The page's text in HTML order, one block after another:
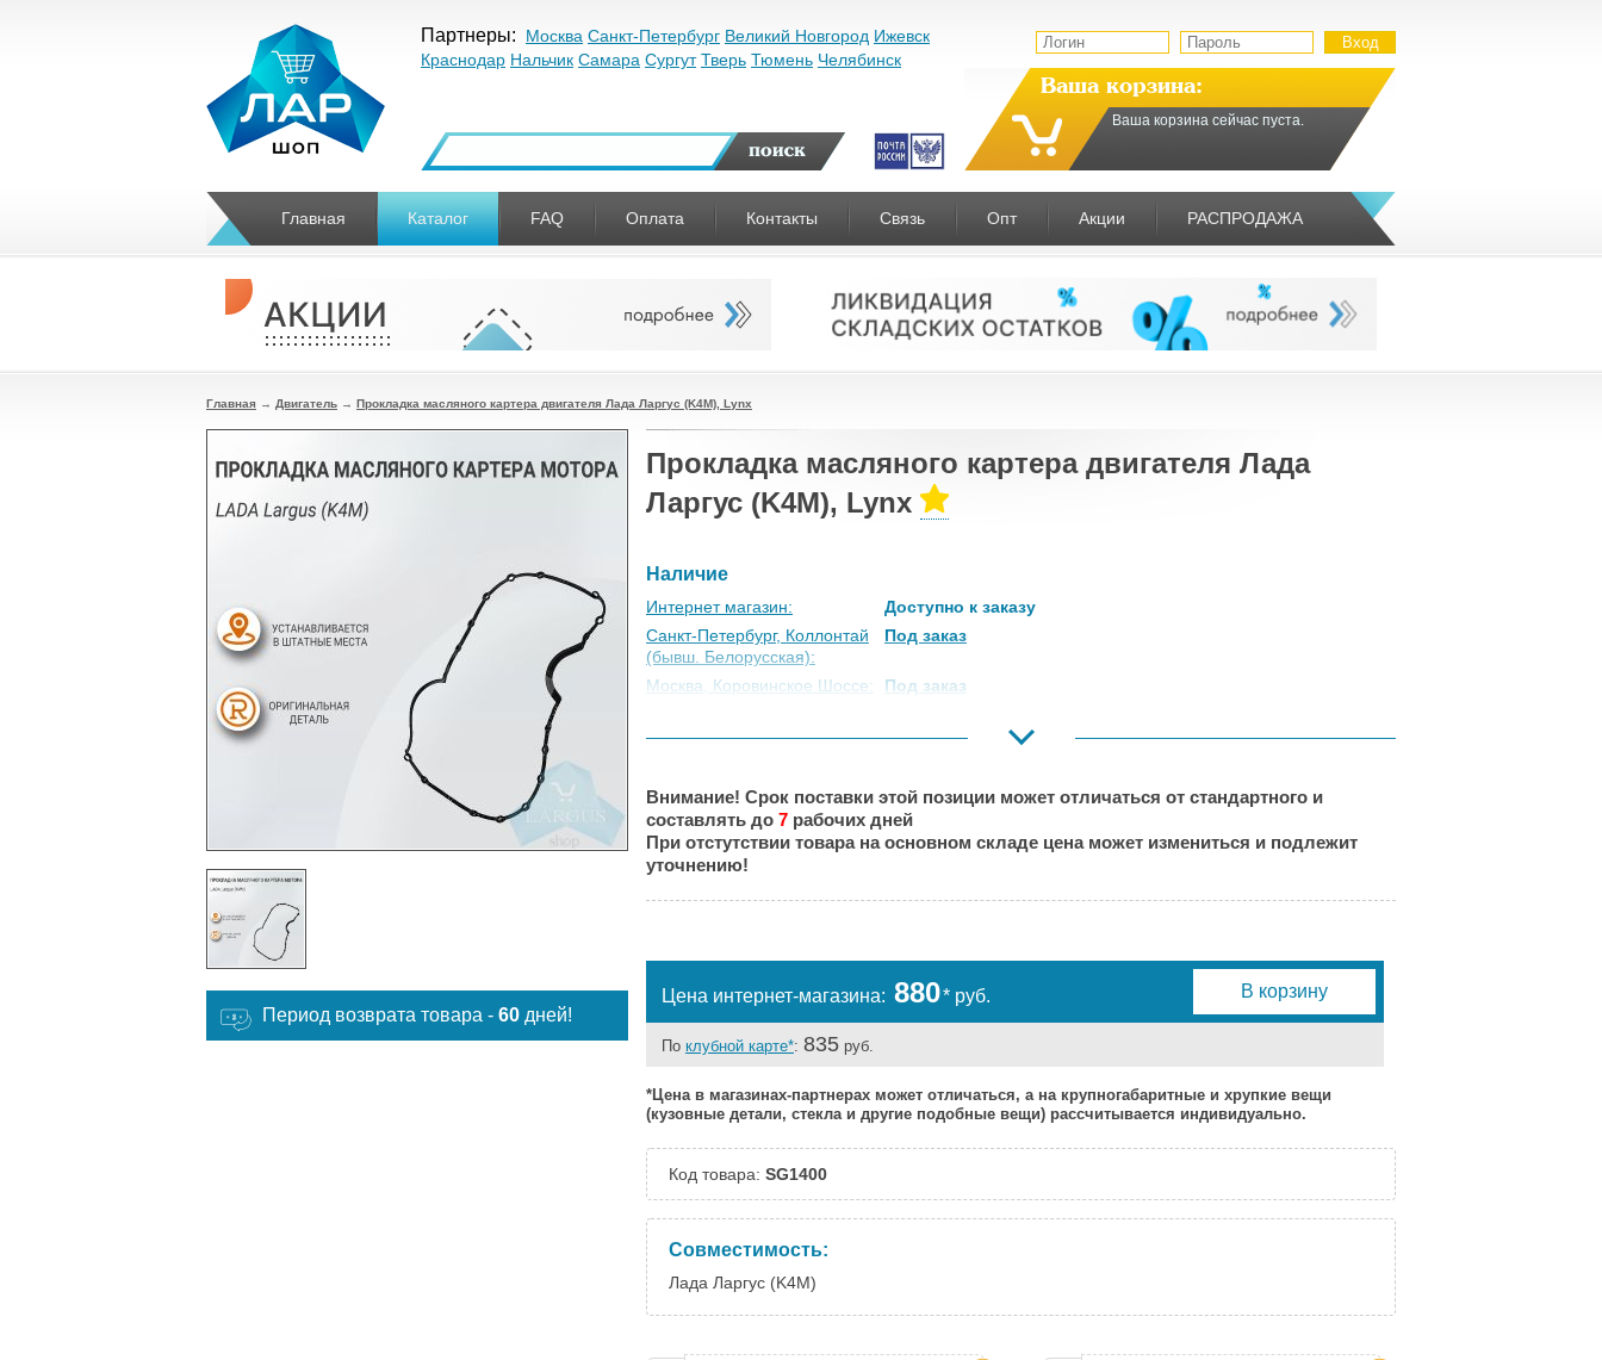
Партнеры: Москва Санкт-Петербург Великий Новгород Ижевск
Краснодар Нальчик Самара Сургут Тверь Тюмень Челябинск
Ваша корзина:
Ваша корзина сейчас пуста.
Главная Каталог FAQ Оплата Контакты Связь Опт Акции РАСПРОДАЖА
Главная → Двигатель → Прокладка масляного картера двигателя Лада Ларгус (K4M), Lynx
Период возврата товара - 60 дней!
Прокладка масляного картера двигателя Лада
Ларгус (K4M), Lynx
Наличие
Интернет магазин:
Доступно к заказу
Санкт-Петербург, Коллонтай
(бывш. Белорусская):
Под заказ
Москва, Коровинское Шоссе:
Под заказ
Великий Новгород:
Под заказ
Нальчик:
Под заказ
Самара:
Под заказ
Тверь:
Внимание! Срок поставки этой позиции может отличаться от стандартного и
составлять до 7 рабочих дней
При отстутствии товара на основном складе цена может измениться и подлежит
уточнению!
Цена интернет-магазина: 880* руб. В корзину
По клубной карте*: 835 руб.
*Цена в магазинах-партнерах может отличаться, а на крупногабаритные и хрупкие вещи
(кузовные детали, стекла и другие подобные вещи) рассчитывается индивидуально.
Код товара: SG1400
Совместимость:
Лада Ларгус (K4M)